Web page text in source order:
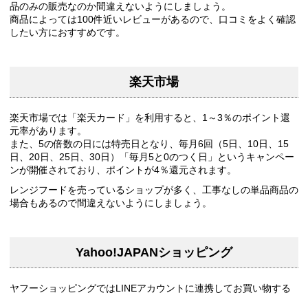
品のみの販売なのか間違えないようにしましょう。
商品によっては100件近いレビューがあるので、口コミをよく確認
したい方におすすめです。
楽天市場
楽天市場では「楽天カード」を利用すると、1～3％のポイント還
元率があります。
また、5の倍数の日には特売日となり、毎月6回（5日、10日、15
日、20日、25日、30日）「毎月5と0のつく日」というキャンペー
ンが開催されており、ポイントが4％還元されます。
レンジフードを売っているショップが多く、工事なしの単品商品の
場合もあるので間違えないようにしましょう。
Yahoo!JAPANショッピング
ヤフーショッピングではLINEアカウントに連携してお買い物する